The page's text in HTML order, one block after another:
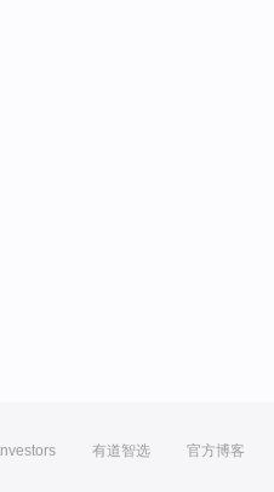
Investors 有道智选 官方博客